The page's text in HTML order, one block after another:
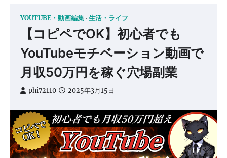
YOUTUBE・動画編集 生活・ライフ
【コピペでOK】初心者でも
YouTubeモチベーション動画で
月収50万円を稼ぐ穴場副業
phi72110 2025年3月15日